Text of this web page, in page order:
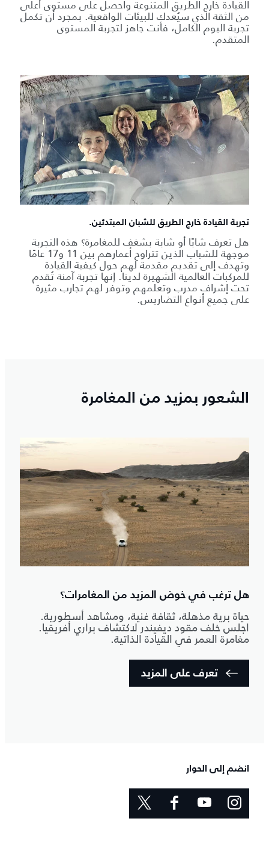
القيادة خارج الطريق المتنوعة واحصل على مستوى أعلى
من الثقة الذي سيُعدك للبيئات الواقعية. بمجرد أن تكمل
تجربة اليوم الكامل، فأنت جاهز لتجربة المستوى
المتقدم.
تجربة القيادة خارج الطريق للشبان المبتدئين.
هل تعرف شابًا أو شابة بشغف للمغامرة؟ هذه التجربة
موجهة للشباب الذين تتراوح أعمارهم بين 11 و17 عامًا
وتهدف إلى تقديم مقدمة لهم حول كيفية القيادة
للمركبات العالمية الشهيرة لدينا. إنها تجربة آمنة تُقدم
تحت إشراف مدرب وتعلمهم وتوفر لهم تجارب مثيرة
على جميع أنواع التضاريس.
الشعور بمزيد من المغامرة
هل ترغب في خوض المزيد من المغامرات؟
حياة برية مذهلة، ثقافة غنية، ومشاهد أسطورية.
اجلس خلف مقود ديفيندر لاكتشاف براري أفريقيا.
مغامرة العمر في القيادة الذاتية.
تعرف على المزيد
انضم إلى الحوار